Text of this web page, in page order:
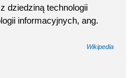
dziedziną technologii
informacyjnych, ang.
Wikipedia